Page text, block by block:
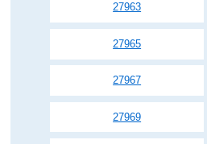
27963
27965
27967
27969